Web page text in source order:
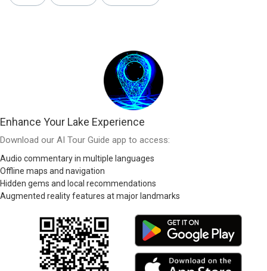
Enhance Your Lake Experience
Download our AI Tour Guide app to access:
Audio commentary in multiple languages
Offline maps and navigation
Hidden gems and local recommendations
Augmented reality features at major landmarks